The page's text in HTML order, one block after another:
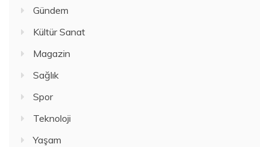
Gündem
Kültür Sanat
Magazin
Sağlık
Spor
Teknoloji
Yaşam